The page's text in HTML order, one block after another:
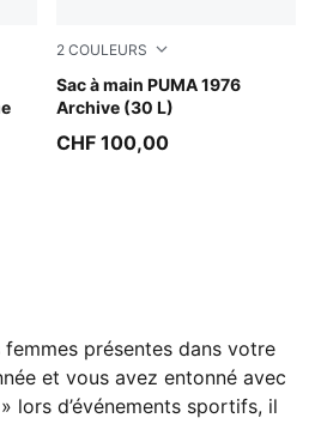
2 COULEURS
Sac à main PUMA 1976
Archive (30 L)
Chocolate Fondue-Alpine
CHF 100,00
présentes dans votre
et vous avez entonné avec
lors d’événements sportifs, il